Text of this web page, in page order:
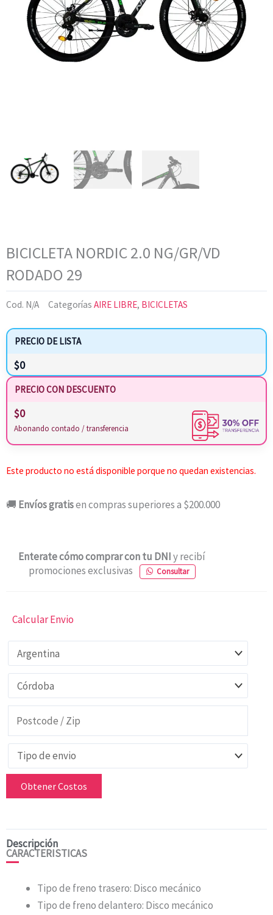
BICICLETA NORDIC 2.0 NG/GR/VD
RODADO 29
Cod. N/A Categorías AIRE LIBRE, BICICLETAS
PRECIO DE LISTA
$0
PRECIO CON DESCUENTO
$0
Abonando contado / transferencia
Este producto no está disponible porque no quedan existencias.
🚚 Envíos gratisen compras superiores a $200.000
Enterate cómo comprar con tu DNIy recibí
promociones exclusivas
Consultar
Calcular Envio
Obtener Costos
Descripción
CARACTERISTICAS
Tipo de freno trasero: Disco mecánico
Tipo de freno delantero: Disco mecánico